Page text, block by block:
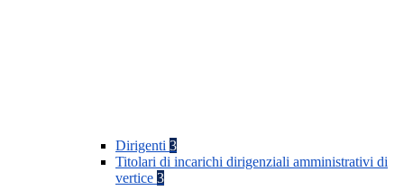
Dirigenti 3
Titolari di incarichi dirigenziali amministrativi di
vertice 3